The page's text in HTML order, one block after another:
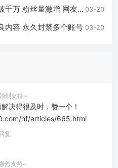
03-20
量激增 网友支持“国货之光”
03-20
内容 永久封禁多个账号
烈支持~
决得很及时，赞一个！
nf/articles/665.html
复
烈支持~